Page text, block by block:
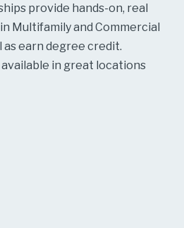
provide hands-on, real
Multifamily and Commercial
as earn degree credit.
in great locations